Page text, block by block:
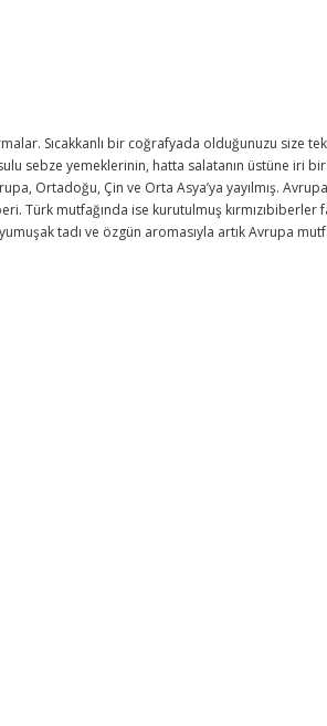
Sıcakkanlı bir coğrafyada olduğunuzu size
sebze yemeklerinin, hatta salatanın üstüne iri
Ortadoğu, Çin ve Orta Asya’ya yayılmış.
Türk mutfağında ise kurutulmuş
tadı ve özgün aromasıyla artık Avrupa